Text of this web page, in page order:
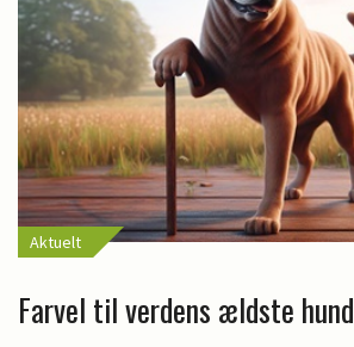
Aktuelt
Farvel til verdens ældste hund